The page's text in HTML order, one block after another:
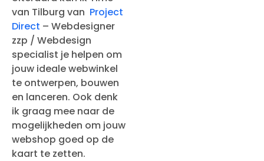
van Tilburg van Project
Direct – Webdesigner
zzp / Webdesign
specialist je helpen om
jouw ideale webwinkel
te ontwerpen, bouwen
en lanceren. Ook denk
ik graag mee naar de
mogelijkheden om jouw
webshop goed op de
kaart te zetten.